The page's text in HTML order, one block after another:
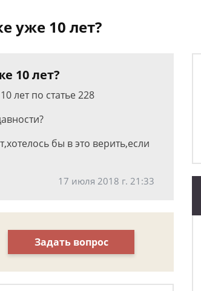
уже 10 лет?
10 лет?
лет по статье 228
бы в это верить,если
17 июля 2018 г. 21:33
Задать вопрос